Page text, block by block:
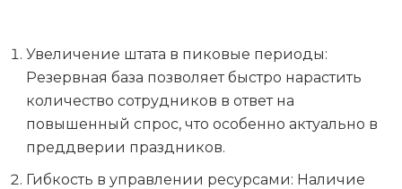
Увеличение штата в пиковые периоды:
Резервная база позволяет быстро нарастить
количество сотрудников в ответ на
повышенный спрос, что особенно актуально в
преддверии праздников.
Гибкость в управлении ресурсами: Наличие